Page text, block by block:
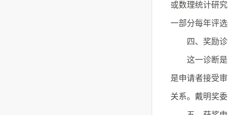
或数理统计研
一部分每年评
四、奖励诊
这一诊断是由
是申请者接受
关系。戴明奖